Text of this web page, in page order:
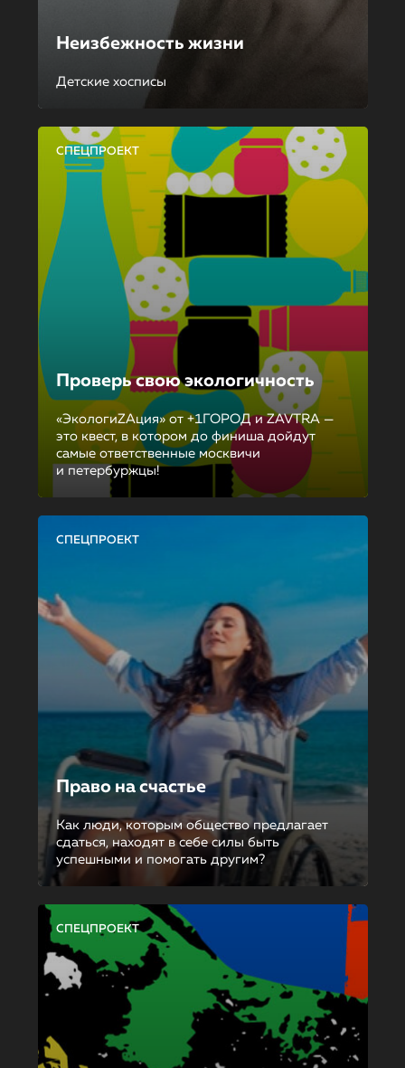
Неизбежность жизни
Детские хосписы
СПЕЦПРОЕКТ
Проверь свою экологичность
«ЭкологиZAция» от +1ГОРОД и ZAVTRA —
это квест, в котором до финиша дойдут
самые ответственные москвичи
и петербуржцы!
СПЕЦПРОЕКТ
Право на счастье
Как люди, которым общество предлагает
сдаться, находят в себе силы быть
успешными и помогать другим?
СПЕЦПРОЕКТ